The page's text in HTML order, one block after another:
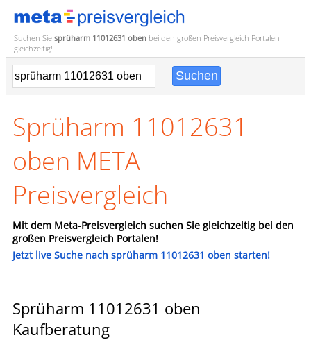
Suchen Sie sprüharm 11012631 oben bei den großen Preisvergleich Portalen
gleichzeitig!
Sprüharm 11012631
oben META
Preisvergleich
Mit dem Meta-Preisvergleich suchen Sie gleichzeitig bei den
großen Preisvergleich Portalen!
Jetzt live Suche nach sprüharm 11012631 oben starten!
Sprüharm 11012631 oben
Kaufberatung